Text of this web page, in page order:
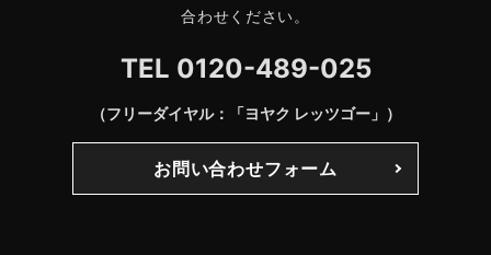
合わせください。
TEL 0120-489-025
（フリーダイヤル：「ヨヤク レッツゴー」）
お問い合わせフォーム